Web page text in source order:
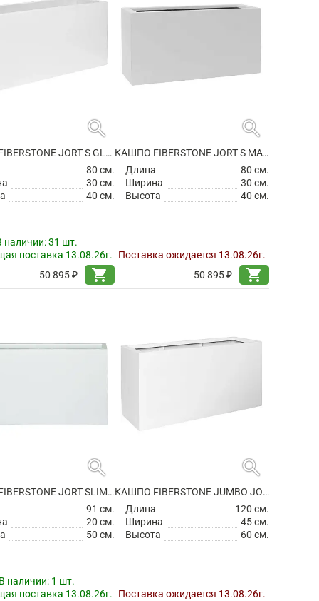
search
КАШПО FIBERSTONE JORT S GLOSSY WHITE
80 см.
30 см.
40 см.
наличии:31 шт.
поставка 13.08.26г.
50 895 ₽
shopping_cart
search
КАШПО FIBERSTONE JORT S MATT WHITE
Длина
80 см.
Ширина
30 см.
Высота
40 см.
Поставка ожидается 13.08.26г.
50 895 ₽
shopping_cart
search
КАШПО FIBERSTONE JORT SLIM S MATT WHITE
91 см.
20 см.
50 см.
наличии: 1 шт.
поставка 13.08.26г.
search
КАШПО FIBERSTONE JUMBO JORT L MATT WHITE
Длина
120 см.
Ширина
45 см.
Высота
60 см.
Поставка ожидается 13.08.26г.